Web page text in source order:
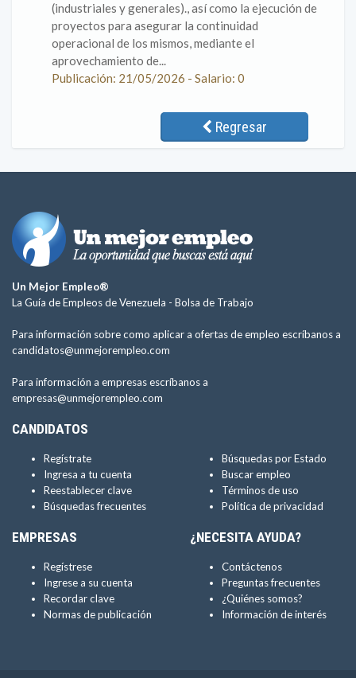
(industriales y generales)., así como la ejecución de
proyectos para asegurar la continuidad
operacional de los mismos, mediante el
aprovechamiento de...
Publicación: 21/05/2026 - Salario: 0
Regresar
Un Mejor Empleo®
La Guía de Empleos de Venezuela - Bolsa de Trabajo
Para información sobre como aplicar a ofertas de empleo escríbanos a
candidatos@unmejorempleo.com
Para información a empresas escríbanos a
empresas@unmejorempleo.com
CANDIDATOS
Regístrate
Ingresa a tu cuenta
Reestablecer clave
Búsquedas frecuentes
Búsquedas por Estado
Buscar empleo
Términos de uso
Política de privacidad
EMPRESAS
Regístrese
Ingrese a su cuenta
Recordar clave
Normas de publicación
¿NECESITA AYUDA?
Contáctenos
Preguntas frecuentes
¿Quiénes somos?
Información de interés